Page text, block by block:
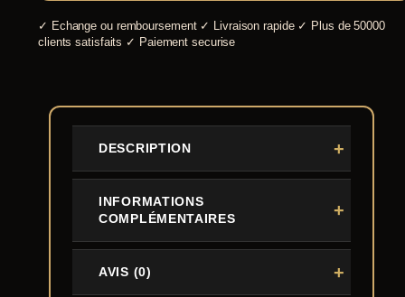
✓ Echange ou remboursement ✓ Livraison rapide ✓ Plus de 50000
clients satisfaits ✓ Paiement securise
DESCRIPTION
INFORMATIONS
COMPLÉMENTAIRES
AVIS (0)